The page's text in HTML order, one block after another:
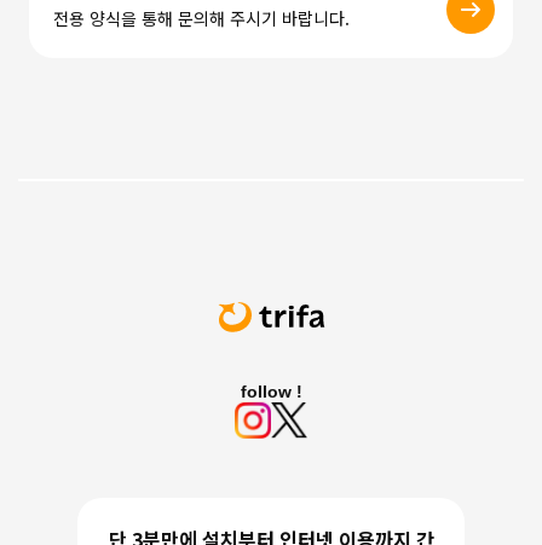
전용 양식을 통해 문의해 주시기 바랍니다.
follow !
단 3분만에 설치부터 인터넷 이용까지 간